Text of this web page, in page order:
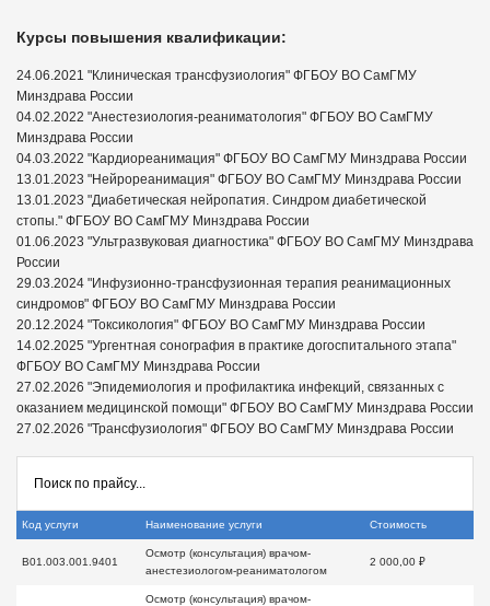
Курсы повышения квалификации:
24.06.2021 "Клиническая трансфузиология" ФГБОУ ВО СамГМУ
Минздрава России
04.02.2022 "Анестезиология-реаниматология" ФГБОУ ВО СамГМУ
Минздрава России
04.03.2022 "Кардиореанимация" ФГБОУ ВО СамГМУ Минздрава России
13.01.2023 "Нейрореанимация" ФГБОУ ВО СамГМУ Минздрава России
13.01.2023 "Диабетическая нейропатия. Синдром диабетической
стопы." ФГБОУ ВО СамГМУ Минздрава России
01.06.2023 "Ультразвуковая диагностика" ФГБОУ ВО СамГМУ Минздрава
России
29.03.2024 "Инфузионно-трансфузионная терапия реанимационных
синдромов" ФГБОУ ВО СамГМУ Минздрава России
20.12.2024 "Токсикология" ФГБОУ ВО СамГМУ Минздрава России
14.02.2025 "Ургентная сонография в практике догоспитального этапа"
ФГБОУ ВО СамГМУ Минздрава России
27.02.2026 "Эпидемиология и профилактика инфекций, связанных с
оказанием медицинской помощи" ФГБОУ ВО СамГМУ Минздрава России
27.02.2026 "Трансфузиология" ФГБОУ ВО СамГМУ Минздрава России
Код услуги Наименование услуги Стоимость
B01.003.001.9401
Осмотр (консультация) врачом-
анестезиологом-реаниматологом
2 000,00 ₽
Осмотр (консультация) врачом-